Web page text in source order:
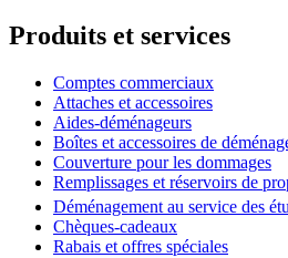
Produits et services
Comptes commerciaux
Attaches et accessoires
Aides-déménageurs
Boîtes et accessoires de
Couverture pour les dommages
Remplissages et réservoirs de
Déménagement au service des
Chèques-cadeaux
Rabais et offres spéciales